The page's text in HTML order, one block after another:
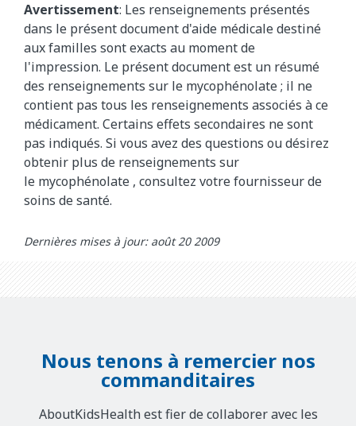
Avertissement: Les renseignements présentés
dans le présent document d'aide médicale destiné
aux familles sont exacts au moment de
l'impression. Le présent document est un résumé
des renseignements sur le mycophénolate; il ne
contient pas tous les renseignements associés à ce
médicament. Certains effets secondaires ne sont
pas indiqués. Si vous avez des questions ou désirez
obtenir plus de renseignements sur
le mycophénolate , consultez votre fournisseur de
soins de santé.
Dernières mises à jour: août 20 2009
Nous tenons à remercier nos
commanditaires
AboutKidsHealth est fier de collaborer avec les